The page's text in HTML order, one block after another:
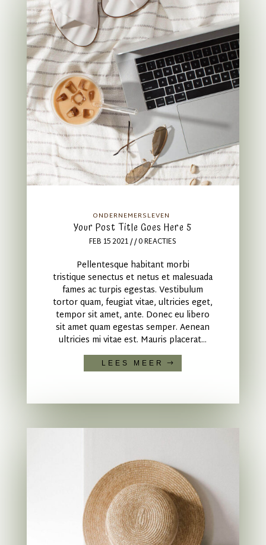
ONDERNEMERSLEVEN
Your Post Title Goes Here 5
FEB 15 2021/ / 0 REACTIES
Pellentesque habitant morbi
tristique senectus et netus et malesuada
fames ac turpis egestas. Vestibulum
tortor quam, feugiat vitae, ultricies eget,
tempor sit amet, ante. Donec eu libero
sit amet quam egestas semper. Aenean
ultricies mi vitae est. Mauris placerat...
LEES MEER